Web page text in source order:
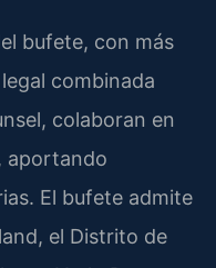
bufete, con más
combinada
colaboran en
aportando
El bufete admite
el Distrito de